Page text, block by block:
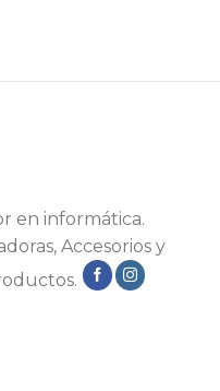
en informática.
Accesorios y